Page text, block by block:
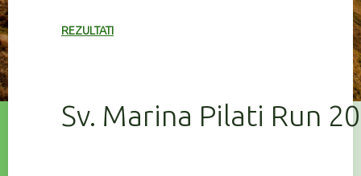
REZULTATI
Sv. Marina Pilati Run